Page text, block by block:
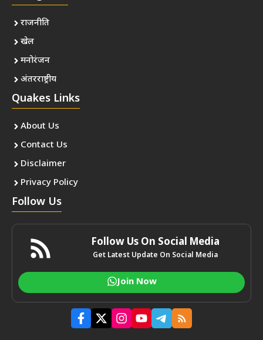
राजनीति
खेल
मनोरंजन
अंतरराष्ट्रीय
Quakes Links
About Us
Contact Us
Disclaimer
Privacy Policy
Follow Us
Follow Us On Social Media
Get Latest Update On Social Media
Join Now